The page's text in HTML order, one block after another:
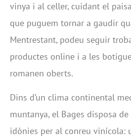
vinya i al celler, cuidant el
que puguem tornar a gaudir
Mentrestant, podeu seguir
productes online i a les
romanen oberts.
Dins d’un clima continental
muntanya, el Bages disposa
idònies per al conreu vinícola: